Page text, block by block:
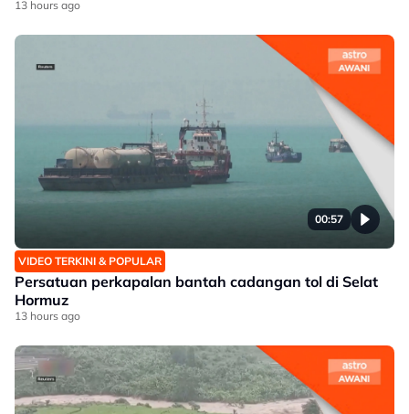
13 hours ago
00:57
VIDEO TERKINI & POPULAR
Persatuan perkapalan bantah cadangan tol di Selat
Hormuz
13 hours ago